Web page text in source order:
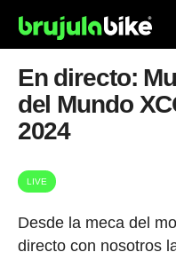
En directo:
del Mundo
2024
LIVE
Desde la meca del
directo con nosotros